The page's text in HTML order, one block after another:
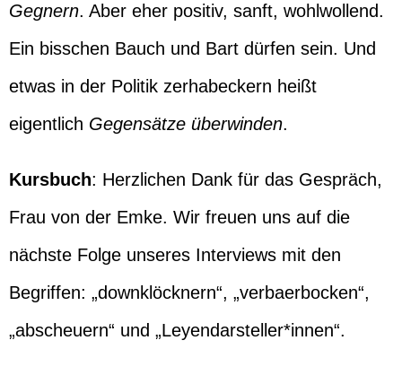
Gegnern. Aber eher positiv, sanft, wohlwollend.
Ein bisschen Bauch und Bart dürfen sein. Und
etwas in der Politik zerhabeckern heißt
eigentlich Gegensätze überwinden.
Kursbuch: Herzlichen Dank für das Gespräch,
Frau von der Emke. Wir freuen uns auf die
nächste Folge unseres Interviews mit den
Begriffen: „downklöcknern“, „verbaerbocken“,
„abscheuern“ und „Leyendarsteller*innen“.